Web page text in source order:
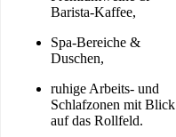
Barista-Kaffee,
Spa-Bereiche &
Duschen,
ruhige Arbeits- und
Schlafzonen mit Blick
auf das Rollfeld.